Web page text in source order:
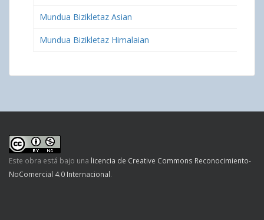
Mundua Bizikletaz Asian
Mundua Bizikletaz Himalaian
Este obra está bajo una licencia de Creative Commons Reconocimiento-
NoComercial 4.0 Internacional.